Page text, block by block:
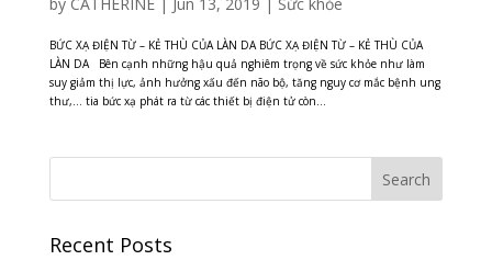
by CATHERINE| Jun 13, 2019 | Sức khỏe
BỨC XẠ ĐIỆN TỪ – KẺ THÙ CỦA LÀN DA BỨC XẠ ĐIỆN TỪ – KẺ THÙ CỦA
LÀN DA Bên cạnh những hậu quả nghiêm trọng về sức khỏe như làm
suy giảm thị lực, ảnh hưởng xấu đến não bộ, tăng nguy cơ mắc bệnh ung
thư,… tia bức xạ phát ra từ các thiết bị điện tử còn...
Recent Posts